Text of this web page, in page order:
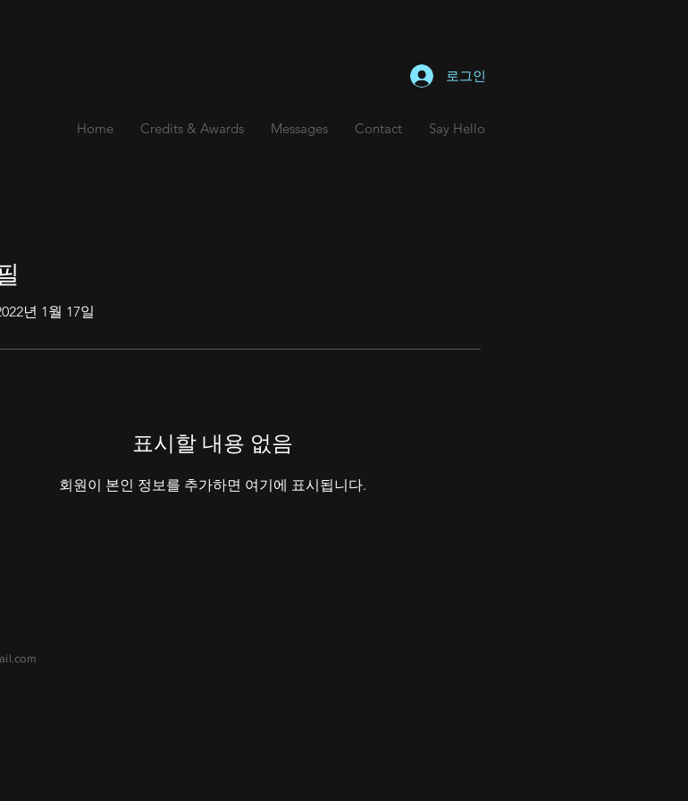
로그인
Home Credits & Awards Messages Contact Say Hello
년 1월 17일
표시할 내용 없음
회원이 본인 정보를 추가하면 여기에 표시됩니다.